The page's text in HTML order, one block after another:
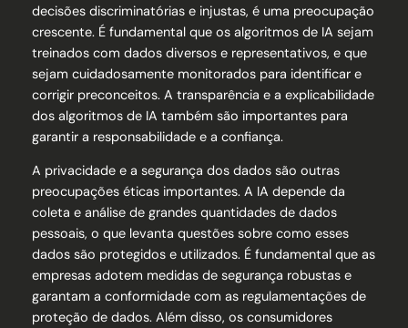
decisões discriminatórias e injustas, é uma preocupação
crescente. É fundamental que os algoritmos de IA sejam
treinados com dados diversos e representativos, e que
sejam cuidadosamente monitorados para identificar e
corrigir preconceitos. A transparência e a explicabilidade
dos algoritmos de IA também são importantes para
garantir a responsabilidade e a confiança.
A privacidade e a segurança dos dados são outras
preocupações éticas importantes. A IA depende da
coleta e análise de grandes quantidades de dados
pessoais, o que levanta questões sobre como esses
dados são protegidos e utilizados. É fundamental que as
empresas adotem medidas de segurança robustas e
garantam a conformidade com as regulamentações de
proteção de dados. Além disso, os consumidores